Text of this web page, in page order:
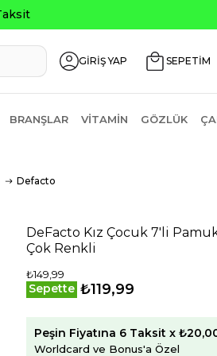
GİRİŞ YAP SEPETİM
BRANŞLAR VITAMIN GÖZLÜK
Defacto
DeFacto Kız Çocuk 7'li
Çok Renkli
₺149,99
Sepette ₺119,99
Peşin Fiyatına 6 Taksit x
Worldcard ve Bonus'a Özel